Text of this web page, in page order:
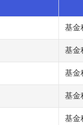
基金
基金
基金
基金
基金